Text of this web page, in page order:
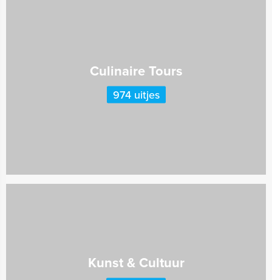
Culinaire Tours
974 uitjes
Kunst & Cultuur